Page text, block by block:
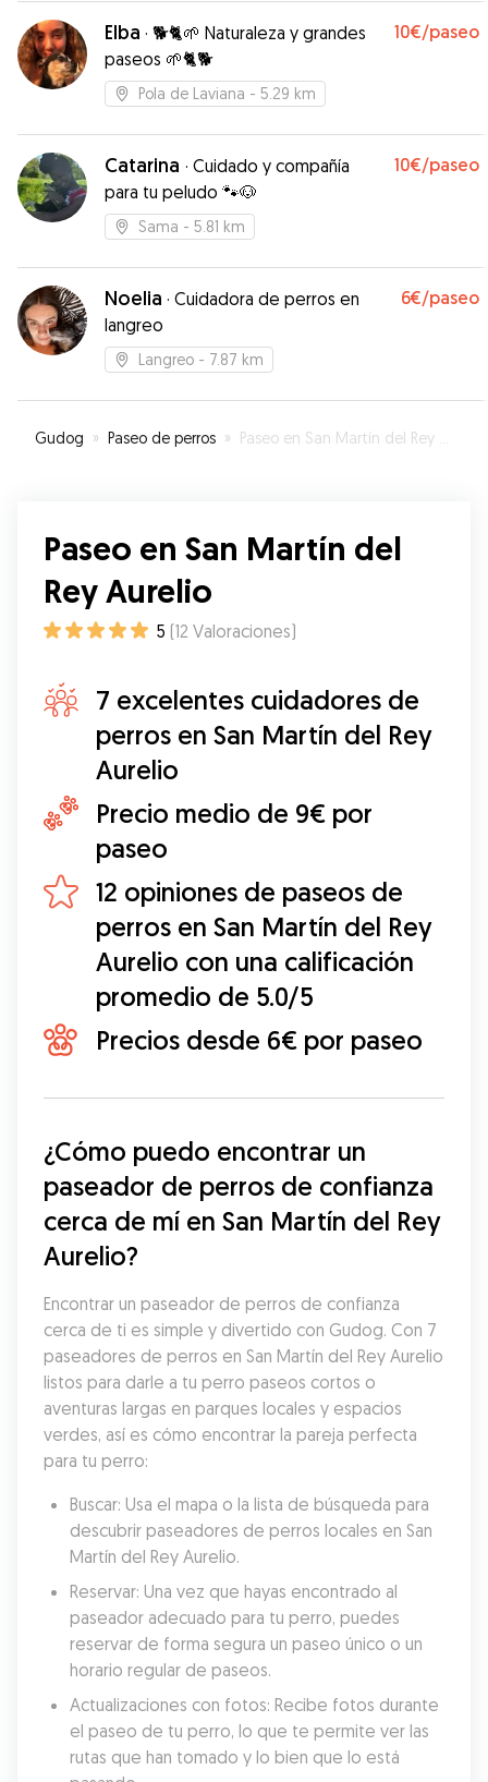
es super atenta. Acordé con ella que recogería
a mora cada día por la mañana, llevándosela por
la tarde, y no hubo ningún problema al respecto
con esto. De verdad que me la han tenido muy
duda.”
Elba · 🐕🐈🌱 Naturaleza y grandes
paseos 🌱🐈🐕
10€/paseo
Pola de Laviana - 5.29 km
Catarina · Cuidado y compañía
para tu peludo 🐾🐶
10€/paseo
Sama - 5.81 km
Noelia · Cuidadora de perros en
langreo
6€/paseo
Langreo - 7.87 km
Gudog » Paseo de perros » Paseo en San Martín del Rey Aurelio
Paseo en San Martín del
Rey Aurelio
5 (12 Valoraciones)
7 excelentes cuidadores de
perros en San Martín del Rey
Aurelio
Precio medio de 9€ por
paseo
12 opiniones de paseos de
perros en San Martín del Rey
Aurelio con una calificación
promedio de 5.0/5
Precios desde 6€ por paseo
¿Cómo puedo encontrar un
paseador de perros de confianza
cerca de mí en San Martín del Rey
Aurelio?
Encontrar un paseador de perros de confianza
cerca de ti es simple y divertido con Gudog. Con 7
paseadores de perros en San Martín del Rey Aurelio
listos para darle a tu perro paseos cortos o
aventuras largas en parques locales y espacios
verdes, así es cómo encontrar la pareja perfecta
para tu perro:
Buscar: Usa el mapa o la lista de búsqueda para
descubrir paseadores de perros locales en San
Martín del Rey Aurelio.
Reservar: Una vez que hayas encontrado al
paseador adecuado para tu perro, puedes
reservar de forma segura un paseo único o un
horario regular de paseos.
Actualizaciones con fotos: Recibe fotos durante
el paseo de tu perro, lo que te permite ver las
rutas que han tomado y lo bien que lo está